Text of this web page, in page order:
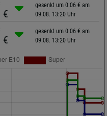
€
gesenkt um 0.06 € am
09.08. 13:20 Uhr
€
gesenkt um 0.06 € am
09.08. 13:20 Uhr